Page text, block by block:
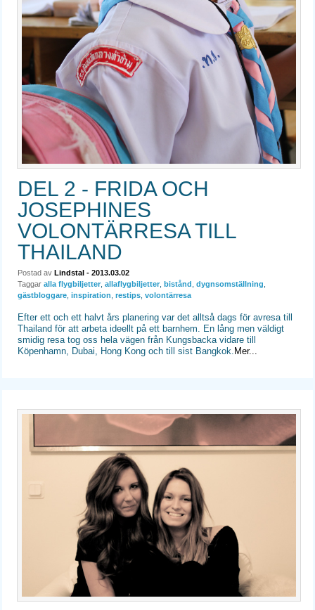
DEL 2 - FRIDA OCH
JOSEPHINES
VOLONTÄRRESA TILL
THAILAND
Postad avLindstal - 2013.03.02
Taggar alla flygbiljetter ,allaflygbiljetter ,bistånd ,dygnsomställning
gästbloggare ,inspiration ,restips ,volontärresa
Efter ett och ett halvt års planering var det alltså dags för avresa till
Thailand för att arbeta ideellt på ett barnhem. En lång men väldigt
smidig resa tog oss hela vägen från Kungsbacka vidare till
Köpenhamn, Dubai, Hong Kong och till sist Bangkok. Mer...